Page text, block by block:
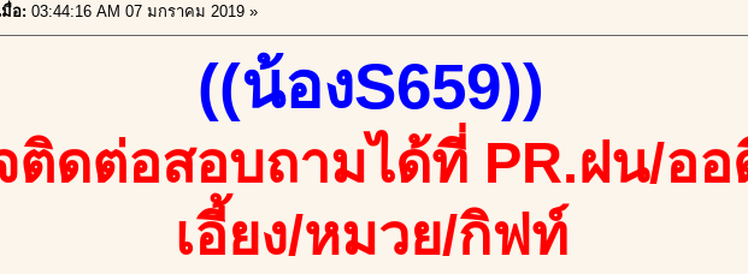
มื่อ: 03:44:16 AM 07 มกราคม 2019 »
((น้องS659))
ติดต่อสอบถามได้ที่ PR.ฝน/อ
เอี้ยง/หมวย/กิฟท์